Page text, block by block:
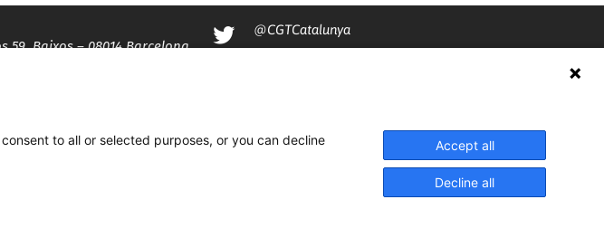
59, Baixos – 08014 Barcelona
@CGTCatalunya
to all or selected purposes, or you can decline
Accept all
Decline all